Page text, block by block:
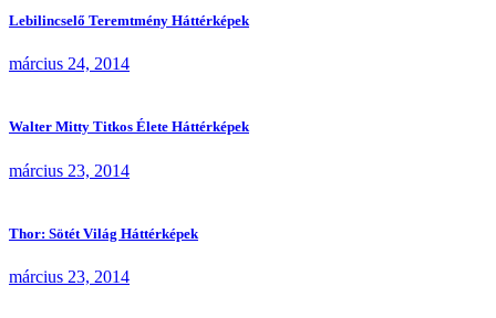
Lebilincselő Teremtmény Háttérképek
március 24, 2014
Walter Mitty Titkos Élete Háttérképek
március 23, 2014
Thor: Sötét Világ Háttérképek
március 23, 2014